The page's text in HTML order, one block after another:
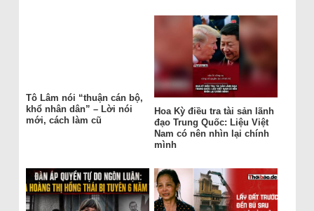
Tô Lâm nói “thuận cán bộ,
khổ nhân dân” – Lời nói
mới, cách làm cũ
Hoa Kỳ điều tra tài sản lãnh
đạo Trung Quốc: Liệu Việt
Nam có nên nhìn lại chính
mình